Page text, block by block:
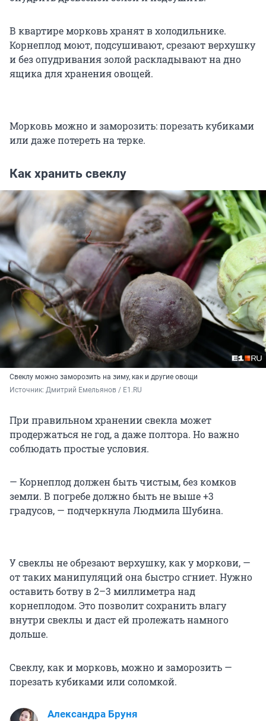
В квартире морковь хранят в холодильнике.
Корнеплод моют, подсушивают, срезают верхушку
и без опудривания золой раскладывают на дно
ящика для хранения овощей.
Морковь можно и заморозить: порезать кубиками
или даже потереть на терке.
Как хранить свеклу
Свеклу можно заморозить на зиму, как и другие овощи
Источник: Дмитрий Емельянов / E1.RU
При правильном хранении свекла может
продержаться не год, а даже полтора. Но важно
соблюдать простые условия.
— Корнеплод должен быть чистым, без комков
земли. В погребе должно быть не выше +3
градусов, — подчеркнула Людмила Шубина.
У свеклы не обрезают верхушку, как у моркови, —
от таких манипуляций она быстро сгниет. Нужно
оставить ботву в 2–3 миллиметра над
корнеплодом. Это позволит сохранить влагу
внутри свеклы и даст ей пролежать намного
дольше.
Свеклу, как и морковь, можно и заморозить —
порезать кубиками или соломкой.
Александра Бруня